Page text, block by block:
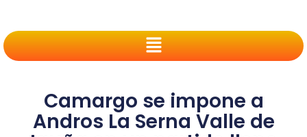
Camargo se impone a
Andros La Serna Valle de